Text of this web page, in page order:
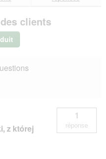
clients
z której
1
réponse